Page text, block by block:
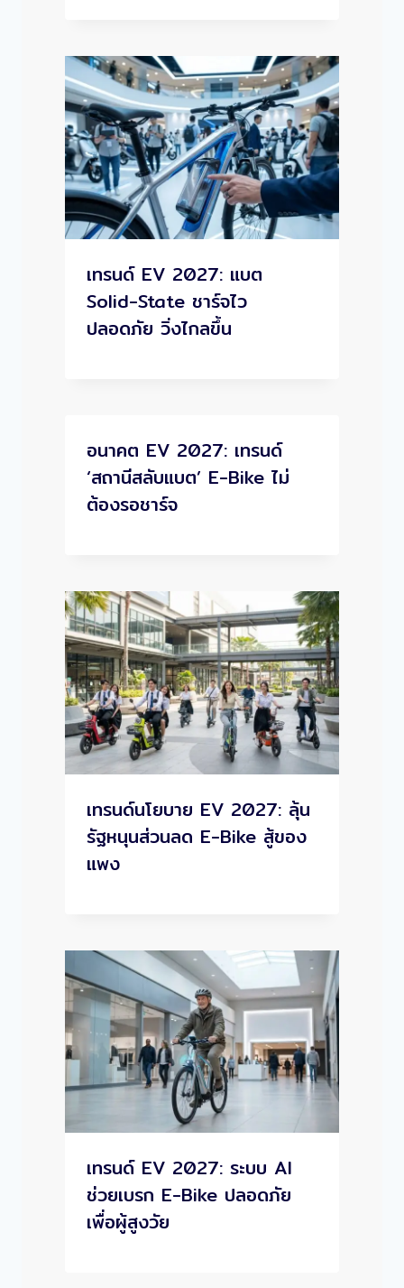
เทรนด์ EV 2027: แบต
Solid-State ชาร์จไว
ปลอดภัย วิ่งไกลขึ้น
อนาคต EV 2027: เทรนด์
‘สถานีสลับแบต’ E-Bike ไม่
ต้องรอชาร์จ
เทรนด์นโยบาย EV 2027: ลุ้น
รัฐหนุนส่วนลด E-Bike สู้ของ
แพง
เทรนด์ EV 2027: ระบบ AI
ช่วยเบรก E-Bike ปลอดภัย
เพื่อผู้สูงวัย